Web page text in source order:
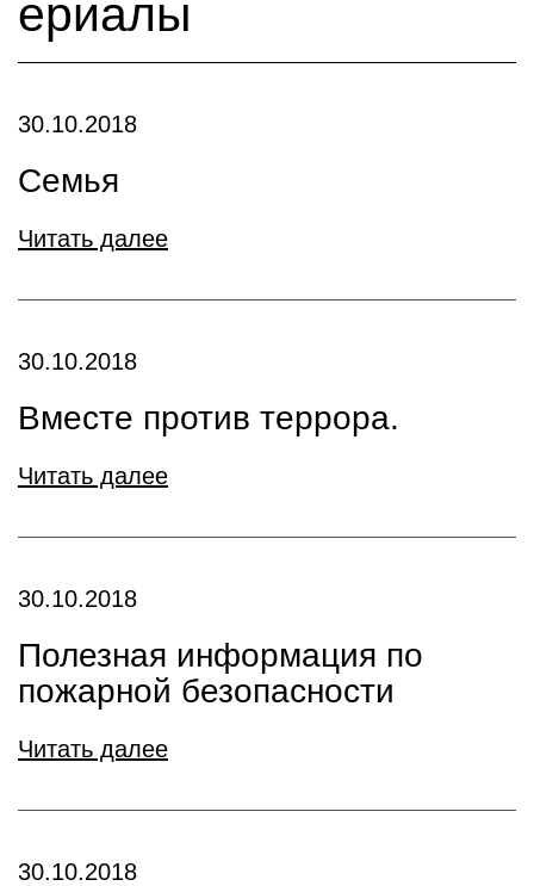
ериалы
30.10.2018
Семья
Читать далее
30.10.2018
Вместе против террора.
Читать далее
30.10.2018
Полезная информация по
пожарной безопасности
Читать далее
30.10.2018